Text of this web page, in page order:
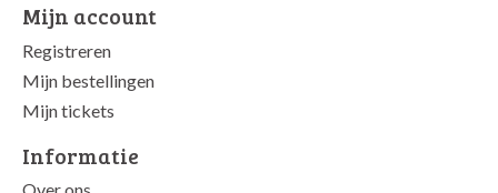
Mijn account
Registreren
Mijn bestellingen
Mijn tickets
Informatie